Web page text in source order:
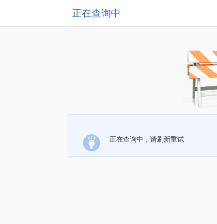
正在查询中
正在查询中，请刷新重试